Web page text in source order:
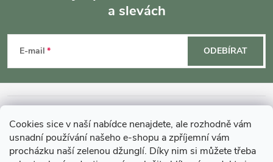
Cookies sice v naší nabídce nenajdete, ale rozhodně vám
usnadní používání našeho e-shopu a zpříjemní vám
procházku naší zelenou džunglí. Díky nim si můžete třeba
p
a
a slevách
E-mail ODEBÍRAT
MOHLO BY VÁS ZAJÍMAT